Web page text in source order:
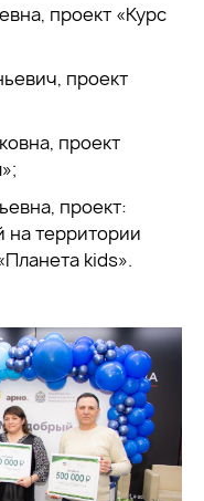
проект «Курс
проект
проект
проект:
на территории
kids».